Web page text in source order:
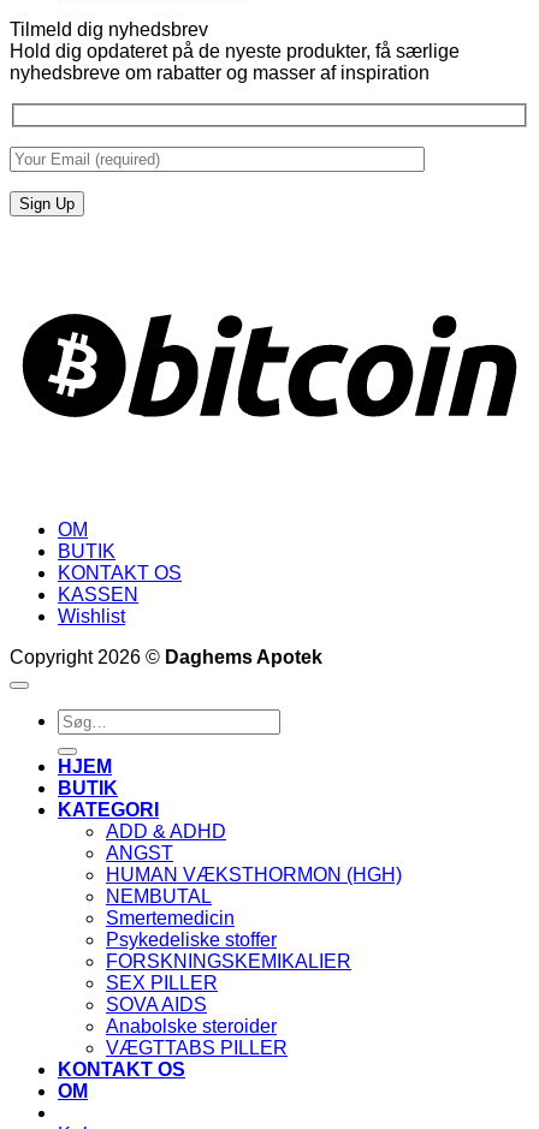
Nembutal
Beskrivelse
Tilmeld dig nyhedsbrev
Hold dig opdateret på de nyeste produkter, få særlige
nyhedsbreve om rabatter og masser af inspiration
OM
BUTIK
KONTAKT OS
KASSEN
Wishlist
Copyright 2026 © Daghems Apotek
Søg
efter:
HJEM
BUTIK
KATEGORI
ADD & ADHD
ANGST
HUMAN VÆKSTHORMON (HGH)
NEMBUTAL
Smertemedicin
Psykedeliske stoffer
FORSKNINGSKEMIKALIER
SEX PILLER
SOVA AIDS
Anabolske steroider
VÆGTTABS PILLER
KONTAKT OS
OM